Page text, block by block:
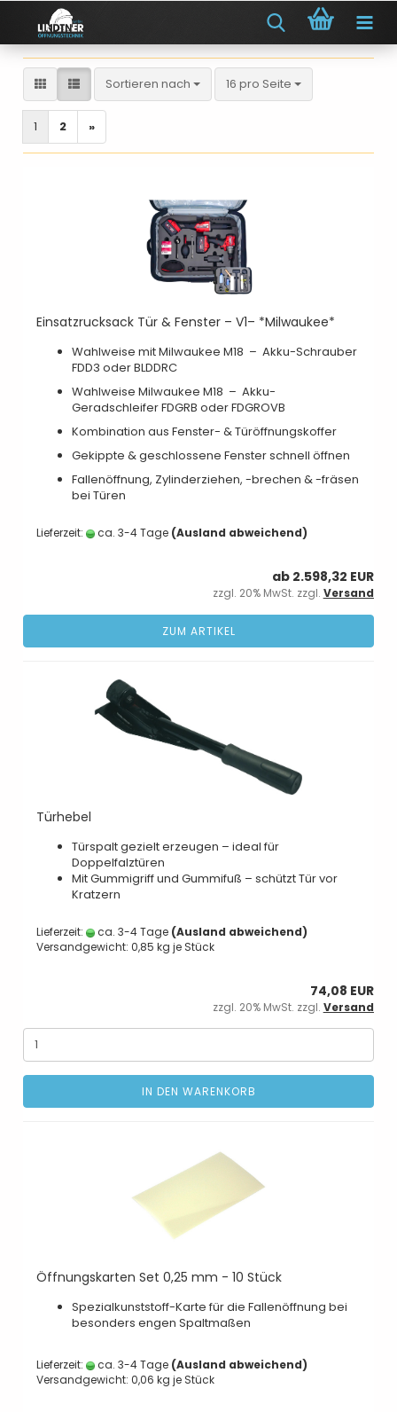
Sortieren nach
Sortieren nach 16 pro Seite
pro Seite
1 2 »
Einsatzrucksack Tür & Fenster – V1– *Milwaukee*
Wahlweise mit Milwaukee M18 – Akku-Schrauber
FDD3 oder BLDDRC
Wahlweise Milwaukee M18 – Akku-
Geradschleifer FDGRB oder FDGROVB
Kombination aus Fenster- & Türöffnungskoffer
Gekippte & geschlossene Fenster schnell öffnen
Fallenöffnung, Zylinderziehen, -brechen & -fräsen
bei Türen
Lieferzeit: ca. 3-4 Tage (Ausland abweichend)
ab 2.598,32 EUR
zzgl. 20% MwSt. zzgl. Versand
ZUM ARTIKEL
Türhebel
Türspalt gezielt erzeugen – ideal für
Doppelfalztüren
Mit Gummigriff und Gummifuß – schützt Tür vor
Kratzern
Lieferzeit: ca. 3-4 Tage (Ausland abweichend)
Versandgewicht:0,85 kg je Stück
74,08 EUR
zzgl. 20% MwSt. zzgl. Versand
IN DEN WARENKORB
Öffnungskarten Set 0,25 mm - 10 Stück
Spezialkunststoff-Karte für die Fallenöffnung bei
besonders engen Spaltmaßen
Lieferzeit: ca. 3-4 Tage (Ausland abweichend)
Versandgewicht:0,06 kg je Stück